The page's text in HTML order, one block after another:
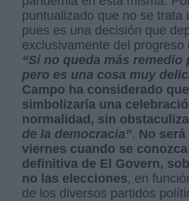
puntualizado que no se trata
pues es una decisión que
exclusivamente del progreso
“Si no queda más remedio
pero es una cosa muy
Campo ha considerado
simbolizaría una
normalidad, sin
de la democracia”. No
viernes cuando se
definitiva de El Govern,
no las elecciones, en
de los diversos partidos